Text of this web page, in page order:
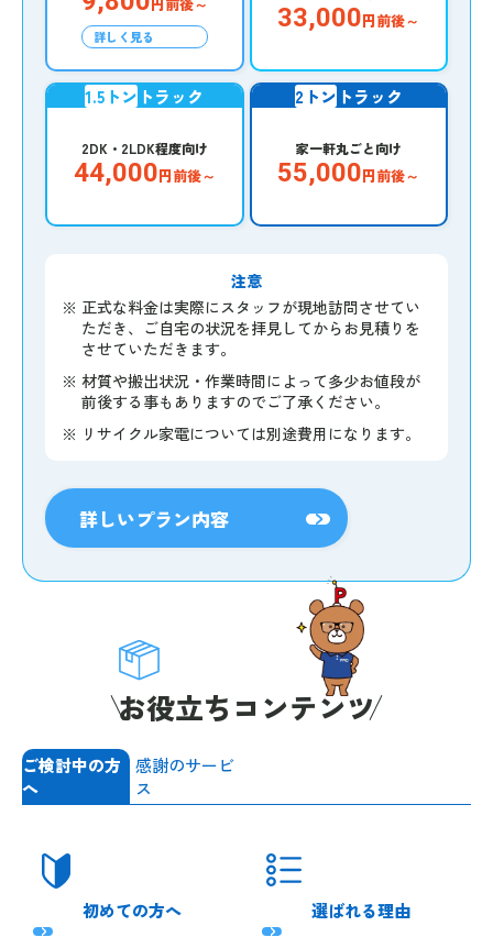
詳しく見る
33,000円前後～
1.5トン トラック
2DK・2LDK程度向け
44,000円前後～
2トン トラック
家一軒丸ごと向け
55,000円前後～
注意
※ 正式な料金は実際にスタッフが現地訪問させてい
ただき、ご自宅の状況を拝見してからお見積りを
させていただきます。
※ 材質や搬出状況・作業時間によって多少お値段が
前後する事もありますのでご了承ください。
※ リサイクル家電については別途費用になります。
詳しいプラン内容
お役立ちコンテンツ
ご検討中の方
へ
感謝のサービ
ス
初めての方へ 選ばれる理由